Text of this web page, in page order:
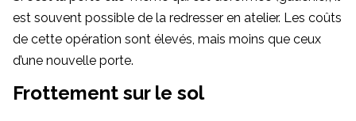
est souvent possible de la redresser en atelier. Les coûts
de cette opération sont élevés, mais moins que ceux
d’une nouvelle porte.
Frottement sur le sol